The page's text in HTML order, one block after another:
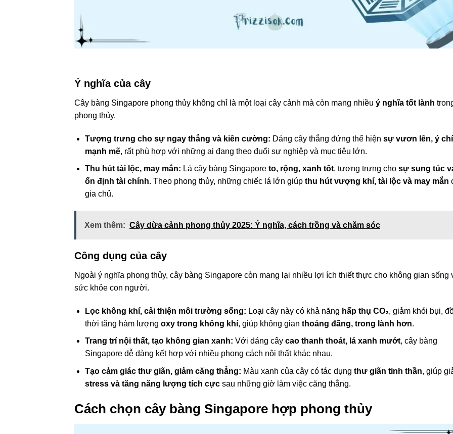
Ý nghĩa của cây
Cây bàng Singapore phong thủy không chỉ là một loại cây cảnh mà còn mang nhiều ý nghĩa tốt lành
phong thủy.
Tượng trưng cho sự ngay thẳng và kiên cường: Dáng cây thẳng đứng thể hiện sự vươn lên, ý chí
mạnh mẽ, rất phù hợp với những ai đang theo đuổi sự nghiệp và mục tiêu lớn.
Thu hút tài lộc, may mắn: Lá cây bàng Singapore to, rộng, xanh tốt, tượng trưng cho sự sung túc
ổn định tài chính. Theo phong thủy, những chiếc lá lớn giúp thu hút vượng khí, tài lộc và may mắn
gia chủ.
Xem thêm: Cây dừa cảnh phong thủy 2025: Ý nghĩa, cách trồng và chăm sóc
Công dụng của cây
Ngoài ý nghĩa phong thủy, cây bàng Singapore còn mang lại nhiều lợi ích thiết thực cho không gian sống
sức khỏe con người.
Lọc không khí, cải thiện môi trường sống: Loại cây này có khả năng hấp thụ CO₂, giảm khói bụi,
thời tăng hàm lượng oxy trong không khí, giúp không gian thoáng đãng, trong lành hơn.
Trang trí nội thất, tạo không gian xanh: Với dáng cây cao thanh thoát, lá xanh mướt, cây bàng
Singapore dễ dàng kết hợp với nhiều phong cách nội thất khác nhau.
Tạo cảm giác thư giãn, giảm căng thẳng: Màu xanh của cây có tác dụng thư giãn tinh thần, giúp
stress và tăng năng lượng tích cựcsau những giờ làm việc căng thẳng.
Cách chọn cây bàng Singapore hợp phong thủy